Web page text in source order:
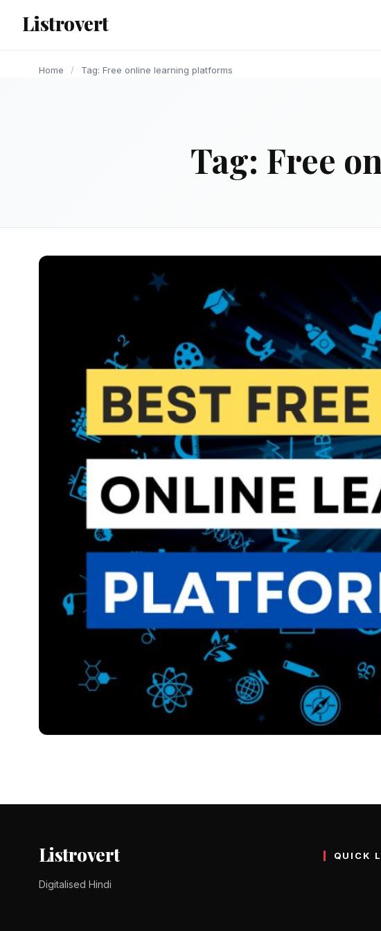
content
Listrovert
Home / Tag: Free online learning platforms
Tag: Free
Listrovert
Digitalised Hindi
QUICK